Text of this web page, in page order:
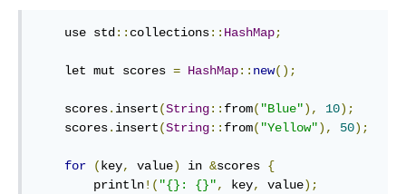
    use std
:: collections:: HashMap;
    let mut scores
= HashMap:: new();
    scores
. insert(String:: from( "Blue"), 10);
    scores
. insert(String:: from( "Yellow"), 50);
for (key, value) in &scores {
        println
!( "{}: {}", key, value);